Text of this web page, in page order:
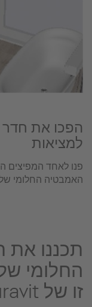
הפכו את
למציאות
פנו לאחד המפיצים
האמבטיה החלומי
תכננו
החלומי
זו של Duravit